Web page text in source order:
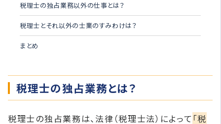
税理士の独占業務以外の仕事とは？
税理士とそれ以外の士業のすみわけは？
まとめ
税理士の独占業務とは？
税理士の独占業務は、法律（税理士法）によって 「税